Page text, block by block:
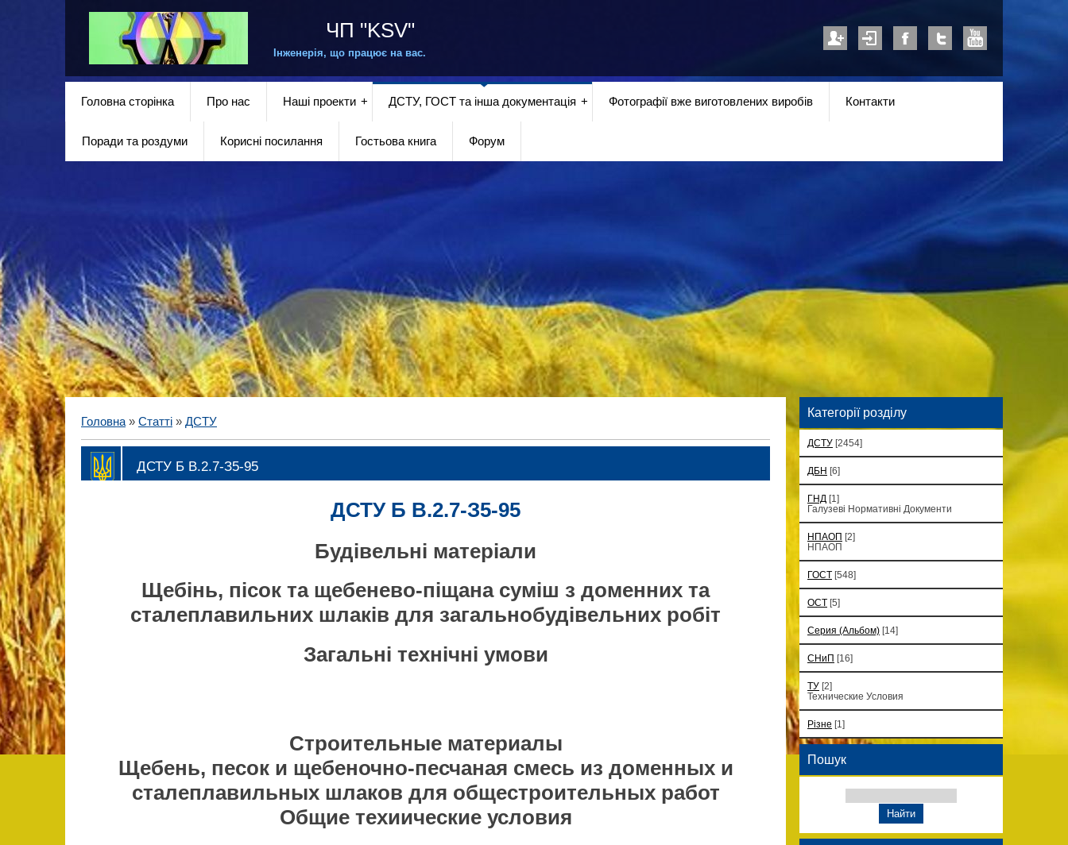
ЧП "KSV"
Інженерія, що працює на вас.
Головна сторінка Про нас Наші проекти ДСТУ, ГОСТ та інша документація Фотографії вже виготовлених виробів Контакти
Поради та роздуми Корисні посилання Гостьова книга Форум
Головна » Статті » ДСТУ
ДСТУ Б В.2.7-З5-95
ДСТУ Б В.2.7-З5-95
Будівельні матеріали
Щебінь, пісок та щебенево-піщана суміш з доменних та
сталеплавильних шлаків для загальнобудівельних робіт
Загальні технічні умови
Строительные материалы
Щебень, песок и щебеночно-песчаная смесь из доменных и
сталеплавильных шлаков для общестроительных работ
Общие техиические условия
Категорії розділу
ДСТУ [2454]
ДБН [6]
ГНД [1]
Галузеві Нормативні Документи
НПАОП [2]
НПАОП
ГОСТ [548]
ОСТ [5]
Серия (Альбом) [14]
СНиП [16]
ТУ [2]
Технические Условия
Різне [1]
Пошук